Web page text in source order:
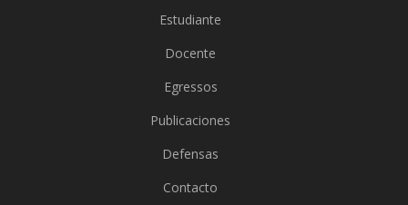
Estudiante
Docente
Egressos
Publicaciones
Defensas
Contacto